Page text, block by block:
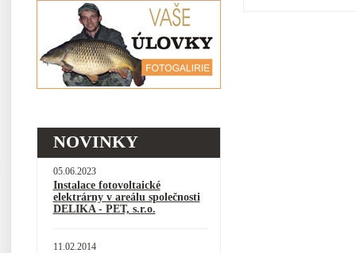
NOVINKY
05.06.2023
Instalace fotovoltaické
elektrárny v areálu společnosti
DELIKA - PET, s.r.o.
11.02.2014